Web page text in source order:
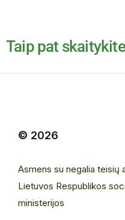
Taip pat
© 2026
Asmens su negalia teisių
Lietuvos Respublikos
ministerijos